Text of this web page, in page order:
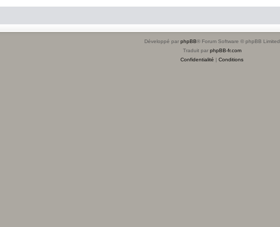
Développé par phpBB® Forum Software © phpBB Limited
Traduit par phpBB-fr.com
Confidentialité | Conditions